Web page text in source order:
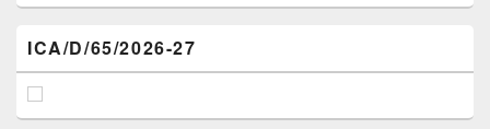
ICA/D/65/2026-27